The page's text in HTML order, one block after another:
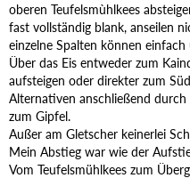
oberen Teufelsmùhlkees
fast vollständig blank, anseilen
einzelne Spalten können
Über das Eis entweder zum
aufsteigen oder direkter zum
Alternativen anschließend
zum Gipfel.
Außer am Gletscher keinerlei
Mein Abstieg war wie der
Vom Teufelsmühlkees zum